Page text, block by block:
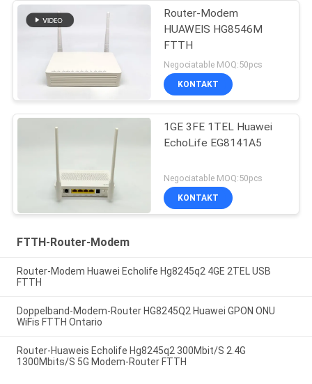
Router-Modem
HUAWEIS HG8546M
FTTH
Negociatable MOQ:50pcs
KONTAKT
1GE 3FE 1TEL Huawei
EchoLife EG8141A5
Negociatable MOQ:50pcs
KONTAKT
FTTH-Router-Modem
Router-Modem Huawei Echolife Hg8245q2 4GE 2TEL USB
FTTH
Doppelband-Modem-Router HG8245Q2 Huawei GPON ONU
WiFis FTTH Ontario
Router-Huaweis Echolife Hg8245q2 300Mbit/S 2.4G
1300Mbits/S 5G Modem-Router FTTH